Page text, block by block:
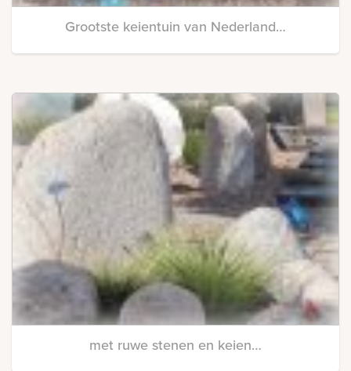
Grootste keientuin van Nederland…
met ruwe stenen en keien…